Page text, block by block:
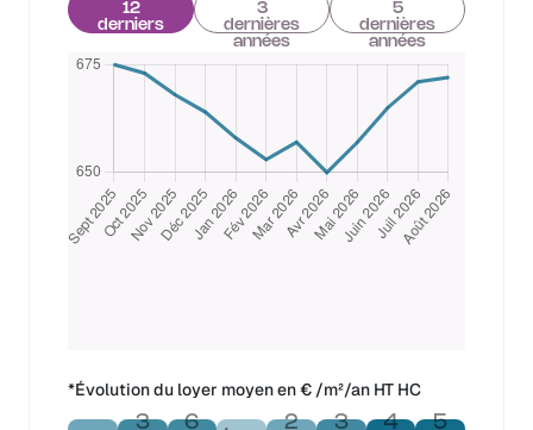
12
derniers
3
dernières
années
5
dernières
années
*Évolution du loyer moyen en € /m²/an HT HC
3
6
2
3
4
5